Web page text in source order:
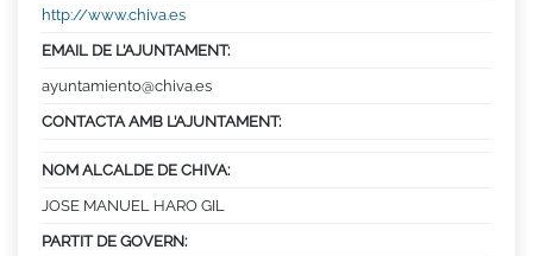
http://www.chiva.es
EMAIL DE L’AJUNTAMENT:
ayuntamiento@chiva.es
CONTACTA AMB L’AJUNTAMENT:
NOM ALCALDE DE CHIVA:
JOSE MANUEL HARO GIL
PARTIT DE GOVERN: